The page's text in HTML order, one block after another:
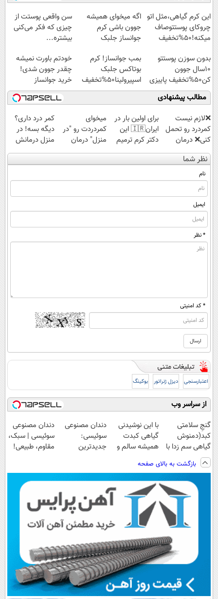
◗پرسش‌نامه◖
امشب)
عنکبوت
آموزش رایگان
این کرم گیاهی،مثل اتو
چروکای پوستتوصاف
میکنه!50%تخفیف
اگه میخوای همیشه
جوون باشی کرم
جوانساز جلبک
سن واقعی پوستت از
چیزی که فکر می‌کنی
بیشتره...
بدون سوزن پوستتو
10سال جوون
کن50%تخفیف پاییزی
بمب جوانساز! کرم
بوتاکس جلبک
اسپیرولینا50%تخفیف
خودتم باورت نمیشه
چقدر جوون شدی!
خرید جوانساز
اسپیرولینا با تخفیف
ویژه
مطالب پیشنهادی
❌لازم نیست
کمردرد رو تحمل
کنی❌ درمان
بدون جراحی و
قرص
(پرسشنامه)
برای اولین بار در
ایران🇮🇷 این
دکتر کرم ترمیم
کننده 23 روزه
ساخت!
میخوای
کمردردت رو "در
منزل" درمان
کنی؟ (◂فیلم +
◂پرسش‌نامه)
کمر درد داری؟
دیگه بسه! در
منزل درمانش
کن
(◀پرسش‌نامه)
نظر شما
نام
ایمیل
* نظر
* کد امنیتی
اعتبارسنجی دیزل ژنراتور بوکینگ
از سراسر وب
گنجِ سلامتی
کبد(دمنوش
گیاهی سم زدا با
55%تخفیف)
با این نوشیدنی
گیاهی کبدت
همیشه سالم و
دندان مصنوعی
سوئیسی:
جدیدترین
پرداخت قسطی
دندان مصنوعی
سوئیسی | سبک،
مقاوم، طبیعی!
اقساطی😍
بازگشت به بالای صفحه